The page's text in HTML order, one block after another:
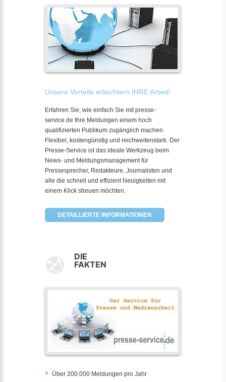
Unsere Vorteile erleichtern IHRE Arbeit!
Erfahren Sie, wie einfach Sie mit presse-
service.de Ihre Meldungen einem hoch
qualifizierten Publikum zugänglich machen.
Flexibel, kostengünstig und reichweitenstark. Der
Presse-Service ist das ideale Werkzeug beim
News- und Meldungsmanagement für
Pressesprecher, Redakteure, Journalisten und
alle die schnell und effizient Neuigkeiten mit
einem Klick streuen möchten.
DETAILLIERTE INFORMATIONEN
DIE
FAKTEN
Über 200.000 Meldungen pro Jahr